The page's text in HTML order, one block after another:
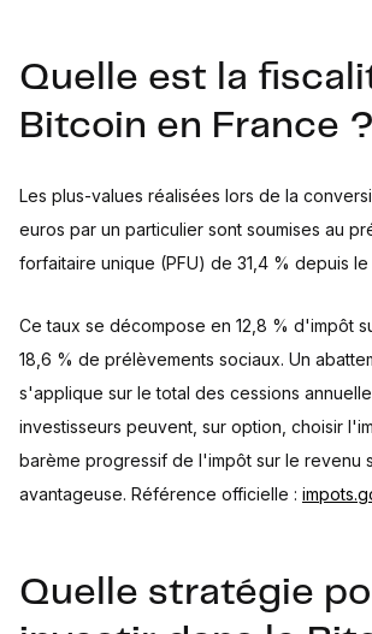
Quelle est la
Bitcoin en France ?
Les plus-values réalisées lors de la
euros par un particulier sont soumises au
forfaitaire unique (PFU) de 31,4 % depuis le
Ce taux se décompose en 12,8 % d'impôt
18,6 % de prélèvements sociaux. Un
s'applique sur le total des cessions
investisseurs peuvent, sur option, choisir
barème progressif de l'impôt sur le revenu
avantageuse. Référence officielle :
Quelle stratégie